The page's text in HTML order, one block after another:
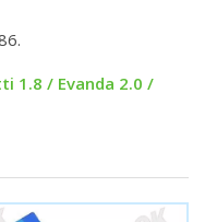
1.8 / Evanda 2.0 /